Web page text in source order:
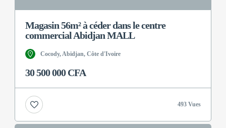
Magasin 56m² à céder dans le centre
commercial Abidjan MALL
Cocody, Abidjan, Côte d'Ivoire
30 500 000 CFA
493 Vues